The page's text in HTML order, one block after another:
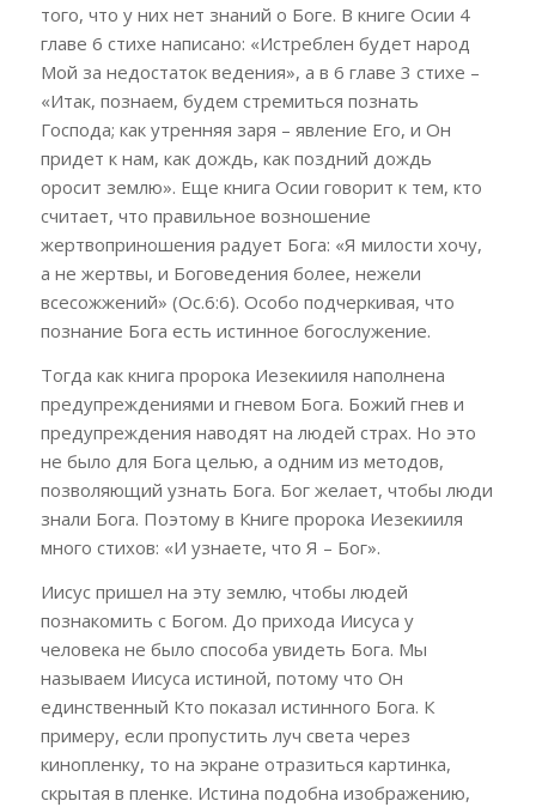
того, что у них нет знаний о Боге. В книге Осии 4
главе 6 стихе написано: «Истреблен будет народ
Мой за недостаток ведения», а в 6 главе 3 стихе –
«Итак, познаем, будем стремиться познать
Господа; как утренняя заря – явление Его, и Он
придет к нам, как дождь, как поздний дождь
оросит землю». Еще книга Осии говорит к тем, кто
считает, что правильное возношение
жертвоприношения радует Бога: «Я милости хочу,
а не жертвы, и Боговедения более, нежели
всесожжений» (Ос.6:6). Особо подчеркивая, что
познание Бога есть истинное богослужение.
Тогда как книга пророка Иезекииля наполнена
предупреждениями и гневом Бога. Божий гнев и
предупреждения наводят на людей страх. Но это
не было для Бога целью, а одним из методов,
позволяющий узнать Бога. Бог желает, чтобы люди
знали Бога. Поэтому в Книге пророка Иезекииля
много стихов: «И узнаете, что Я – Бог».
Иисус пришел на эту землю, чтобы людей
познакомить с Богом. До прихода Иисуса у
человека не было способа увидеть Бога. Мы
называем Иисуса истиной, потому что Он
единственный Кто показал истинного Бога. К
примеру, если пропустить луч света через
кинопленку, то на экране отразиться картинка,
скрытая в пленке. Истина подобна изображению,